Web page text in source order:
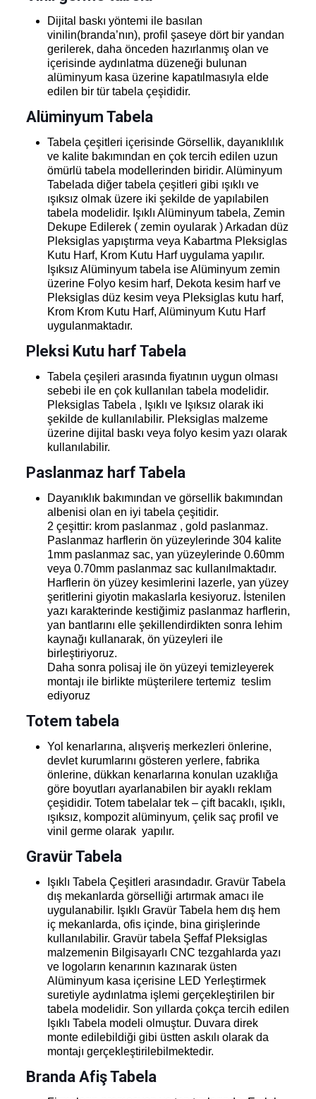
Dijital baskı yöntemi ile basılan
vinilin(branda’nın), profil şaseye dört bir yandan
gerilerek, daha önceden hazırlanmış olan ve
içerisinde aydınlatma düzeneği bulunan
alüminyum kasa üzerine kapatılmasıyla elde
edilen bir tür tabela çeşididir.
Alüminyum Tabela
Tabela çeşitleri içerisinde Görsellik, dayanıklılık
ve kalite bakımından en çok tercih edilen uzun
ömürlü tabela modellerinden biridir. Alüminyum
Tabelada diğer tabela çeşitleri gibi ışıklı ve
ışıksız olmak üzere iki şekilde de yapılabilen
tabela modelidir. Işıklı Alüminyum tabela, Zemin
Dekupe Edilerek ( zemin oyularak ) Arkadan düz
Pleksiglas yapıştırma veya Kabartma Pleksiglas
Kutu Harf, Krom Kutu Harf uygulama yapılır.
Işıksız Alüminyum tabela ise Alüminyum zemin
üzerine Folyo kesim harf, Dekota kesim harf ve
Pleksiglas düz kesim veya Pleksiglas kutu harf,
Krom Krom Kutu Harf, Alüminyum Kutu Harf
uygulanmaktadır.
Pleksi Kutu harf Tabela
Tabela çeşileri arasında fiyatının uygun olması
sebebi ile en çok kullanılan tabela modelidir.
Pleksiglas Tabela , Işıklı ve Işıksız olarak iki
şekilde de kullanılabilir. Pleksiglas malzeme
üzerine dijital baskı veya folyo kesim yazı olarak
kullanılabilir.
Paslanmaz harf Tabela
Dayanıklık bakımından ve görsellik bakımından
albenisi olan en iyi tabela çeşitidir.
2 çeşittir: krom paslanmaz , gold paslanmaz.
Paslanmaz harflerin ön yüzeylerinde 304 kalite
1mm paslanmaz sac, yan yüzeylerinde 0.60mm
veya 0.70mm paslanmaz sac kullanılmaktadır.
Harflerin ön yüzey kesimlerini lazerle, yan yüzey
şeritlerini giyotin makaslarla kesiyoruz. İstenilen
yazı karakterinde kestiğimiz paslanmaz harflerin,
yan bantlarını elle şekillendirdikten sonra lehim
kaynağı kullanarak, ön yüzeyleri ile
birleştiriyoruz.
Daha sonra polisaj ile ön yüzeyi temizleyerek
montajı ile birlikte müşterilere tertemiz teslim
ediyoruz
Totem tabela
Yol kenarlarına, alışveriş merkezleri önlerine,
devlet kurumlarını gösteren yerlere, fabrika
önlerine, dükkan kenarlarına konulan uzaklığa
göre boyutları ayarlanabilen bir ayaklı reklam
çeşididir. Totem tabelalar tek – çift bacaklı, ışıklı,
ışıksız, kompozit alüminyum, çelik saç profil ve
vinil germe olarak yapılır.
Gravür Tabela
Işıklı Tabela Çeşitleri arasındadır. Gravür Tabela
dış mekanlarda görselliği artırmak amacı ile
uygulanabilir. Işıklı Gravür Tabela hem dış hem
iç mekanlarda, ofis içinde, bina girişlerinde
kullanılabilir. Gravür tabela Şeffaf Pleksiglas
malzemenin Bilgisayarlı CNC tezgahlarda yazı
ve logoların kenarının kazınarak üsten
Alüminyum kasa içerisine LED Yerleştirmek
suretiyle aydınlatma işlemi gerçekleştirilen bir
tabela modelidir. Son yıllarda çokça tercih edilen
Işıklı Tabela modeli olmuştur. Duvara direk
monte edilebildiği gibi üstten askılı olarak da
montajı gerçekleştirilebilmektedir.
Branda Afiş Tabela